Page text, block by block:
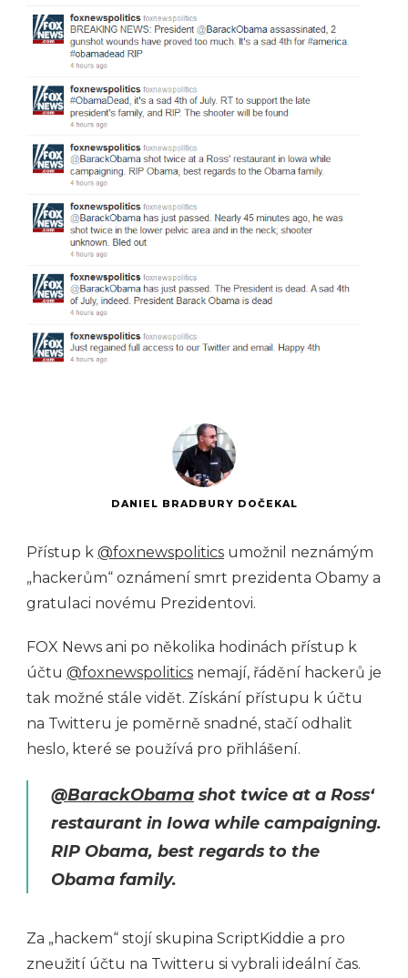
DANIEL BRADBURY DOČEKAL
Přístup k @foxnewspolitics umožnil neznámým
„hackerům“ oznámení smrt prezidenta Obamy a
gratulaci novému Prezidentovi.
FOX News ani po několika hodinách přístup k
účtu @foxnewspolitics nemají, řádění hackerů je
tak možné stále vidět. Získání přístupu k účtu
na Twitteru je poměrně snadné, stačí odhalit
heslo, které se používá pro přihlášení.
@BarackObama shot twice at a Ross‘
restaurant in Iowa while campaigning.
RIP Obama, best regards to the
Obama family.
Za „hackem“ stojí skupina ScriptKiddie a pro
zneužití účtu na Twitteru si vybrali ideální čas.